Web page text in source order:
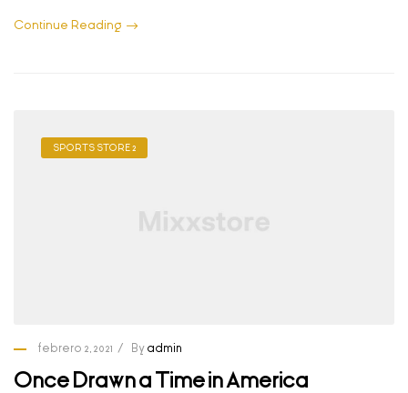
Continue Reading
SPORTS STORE 2
febrero 2, 2021 By admin
Once Drawn a Time in America